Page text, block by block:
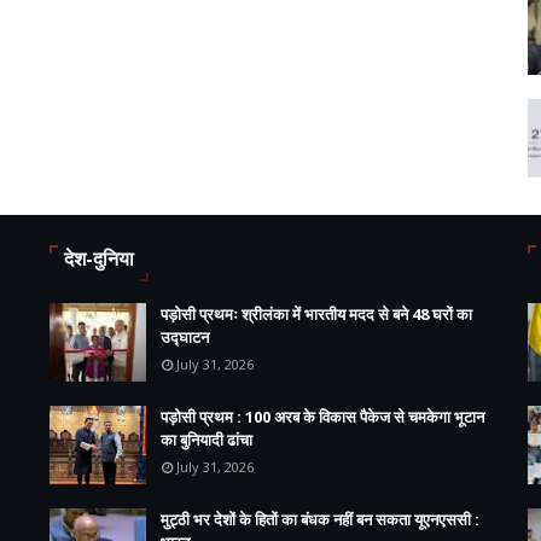
देश-दुनिया
पड़ोसी प्रथमः श्रीलंका में भारतीय मदद से बने 48 घरों का
उद्घाटन
July 31, 2026
पड़ोसी प्रथम : 100 अरब के विकास पैकेज से चमकेगा भूटान
का बुनियादी ढांचा
July 31, 2026
मुट्ठी भर देशों के हितों का बंधक नहीं बन सकता यूएनएससी :